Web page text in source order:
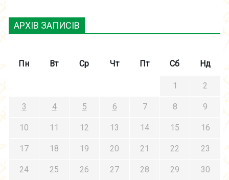
АРХІВ ЗАПИСІВ
Пн Вт Ср Чт Пт Сб Нд
1 2
3 4 5 6 7 8 9
10 11 12 13 14 15 16
17 18 19 20 21 22 23
24 25 26 27 28 29 30